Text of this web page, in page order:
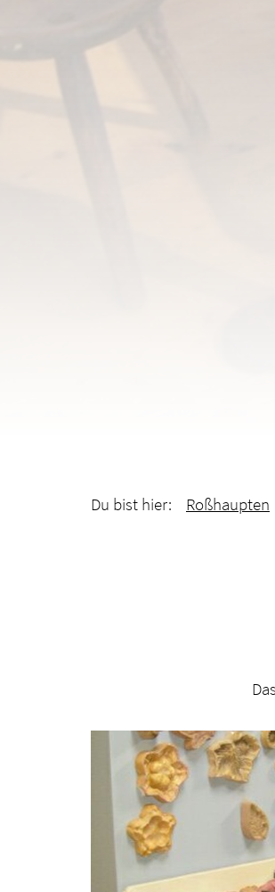
Du bist hier: Roßhaupten